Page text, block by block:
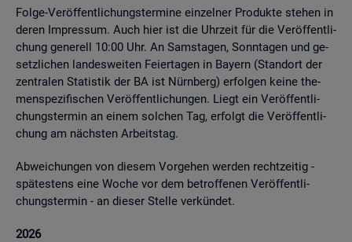
Folge-Ver­öf­fent­li­chungs­ter­mi­ne ein­zel­ner Pro­duk­te ste­hen in
deren Im­pres­sum. Auch hier ist die Uhr­zeit für die Ver­öf­fent­li­
chung ge­ne­rell 10:00 Uhr. An Sams­ta­gen, Sonn­ta­gen und ge­
setz­li­chen lan­des­wei­ten Fei­er­ta­gen in Bay­ern (Stand­ort der
zen­tra­len Sta­tis­tik der BA ist Nürn­berg) er­fol­gen keine the­
men­spe­zi­fi­schen Ver­öf­fent­li­chun­gen. Liegt ein Ver­öf­fent­li­
chungs­ter­min an einem sol­chen Tag, er­folgt die Ver­öf­fent­li­
chung am nächs­ten Ar­beits­tag.
Ab­wei­chun­gen von die­sem Vor­ge­hen wer­den recht­zei­tig -
spä­tes­tens eine Woche vor dem be­trof­fe­nen Ver­öf­fent­li­
chungs­ter­min - an die­ser Stel­le ver­kün­det.
2026